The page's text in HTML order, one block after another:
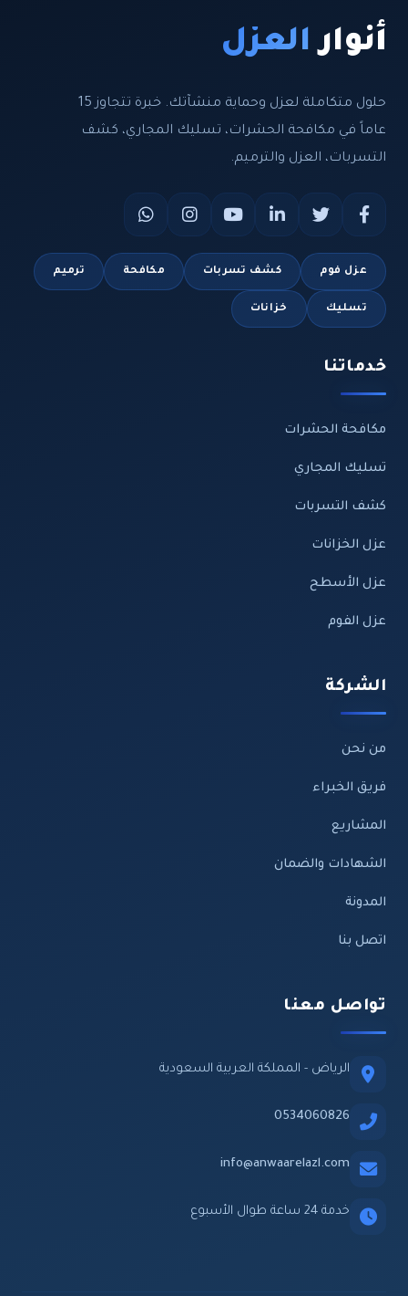
أنوار العزل
حلول متكاملة لعزل وحماية منشآتك. خبرة تتجاوز 15
عاماً في مكافحة الحشرات، تسليك المجاري، كشف
التسربات، العزل والترميم.
عزل فوم كشف تسربات مكافحة ترميم
تسليك خزانات
خدماتنا
مكافحة الحشرات
تسليك المجاري
كشف التسربات
عزل الخزانات
عزل الأسطح
عزل الفوم
الشركة
من نحن
فريق الخبراء
المشاريع
الشهادات والضمان
المدونة
اتصل بنا
تواصل معنا
الرياض - المملكة العربية السعودية
0534060826
info@anwaarelazl.com
خدمة 24 ساعة طوال الأسبوع